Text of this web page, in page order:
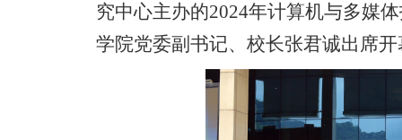
究中心主办的2024年计算机与多媒
学院党委副书记、校长张君诚出席